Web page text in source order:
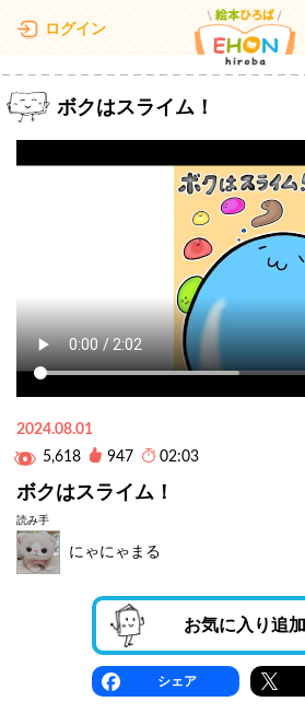
ログイン
ボクはスライム！
2024.08.01
5,618
947 02:03
ボクはスライム！
読み手
にゃにゃまる
お気に入り追加
シェア